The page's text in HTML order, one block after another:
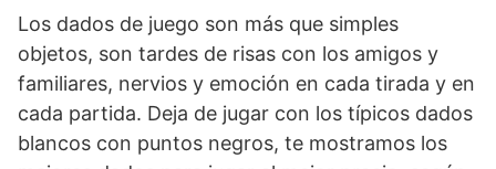
Los dados de juego son más que simples
objetos, son tardes de risas con los amigos y
familiares, nervios y emoción en cada tirada y en
cada partida. Deja de jugar con los típicos dados
blancos con puntos negros, te mostramos los